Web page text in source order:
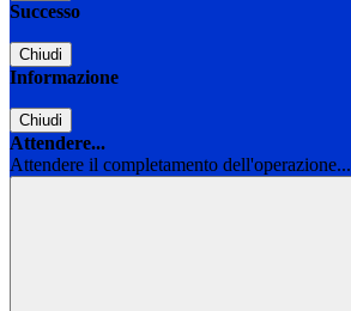
Successo
Chiudi
Informazione
Chiudi
Attendere...
Attendere il completamento dell'operazione...